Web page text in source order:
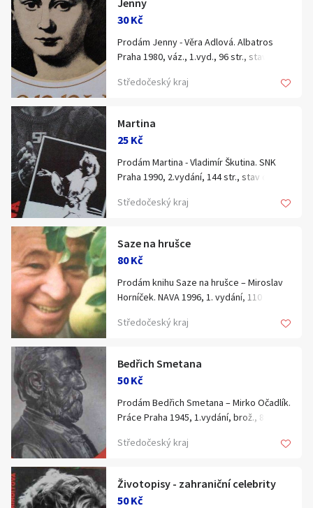
Jenny
30 Kč
Prodám Jenny - Věra Adlová. Albatros
Praha 1980, váz., 1.vyd., 96 str., stav
Středočeský kraj
Martina
25 Kč
Prodám Martina - Vladimír Škutina. SNK
Praha 1990, 2.vydání, 144 str., stav dobrý.
Středočeský kraj
Saze na hrušce
80 Kč
Prodám knihu Saze na hrušce – Miroslav
Horníček. NAVA 1996, 1. vydání, 110 str.,
poštovné.
Středočeský kraj
Bedřich Smetana
50 Kč
Prodám Bedřich Smetana – Mirko Očadlík.
Práce Praha 1945, 1.vydání, brož., 88 str.,
50 Kč + poštovné.
Středočeský kraj
Životopisy - zahraniční celebrity
50 Kč
Km
Celá ČR
Hlavní město Praha
Jihočeský kraj
Jihomoravský kraj
Zobrazit všechny regiony
Stáří inzerátu
Hledat v textu
Nabídka/poptávka
Klíčové slovo:
Neuvedeno
Lokalita:
Neuvedeno
Ráno Večer
E-mail
Souhlasím s personalizací nabídek, zasíláním
marketingových materiálů a upozornění.